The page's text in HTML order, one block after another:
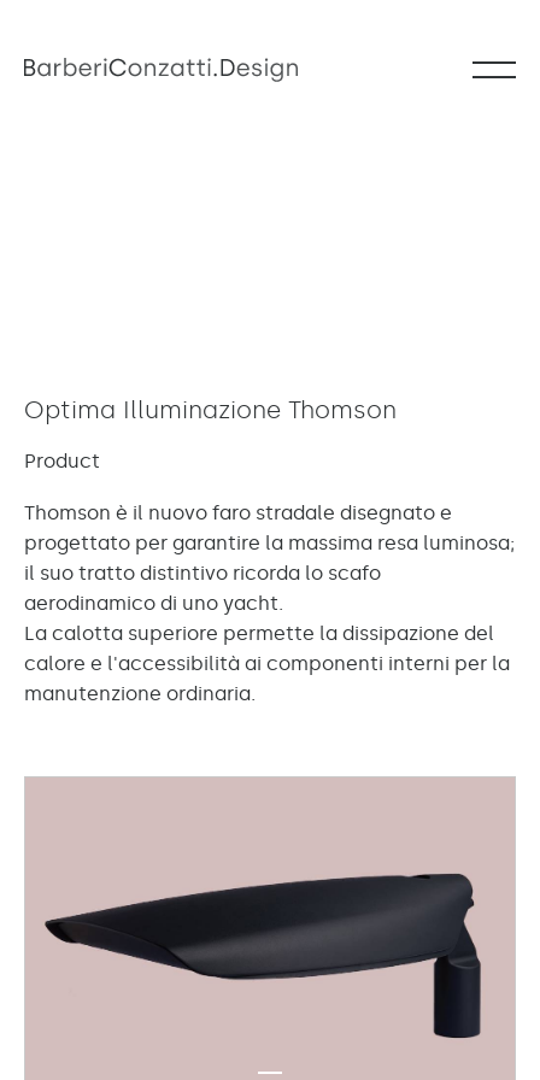
Optima Illuminazione Thomson
Product
Thomson è il nuovo faro stradale disegnato e
progettato per garantire la massima resa luminosa;
il suo tratto distintivo ricorda lo scafo
aerodinamico di uno yacht.
La calotta superiore permette la dissipazione del
calore e l'accessibilità ai componenti interni per la
manutenzione ordinaria.